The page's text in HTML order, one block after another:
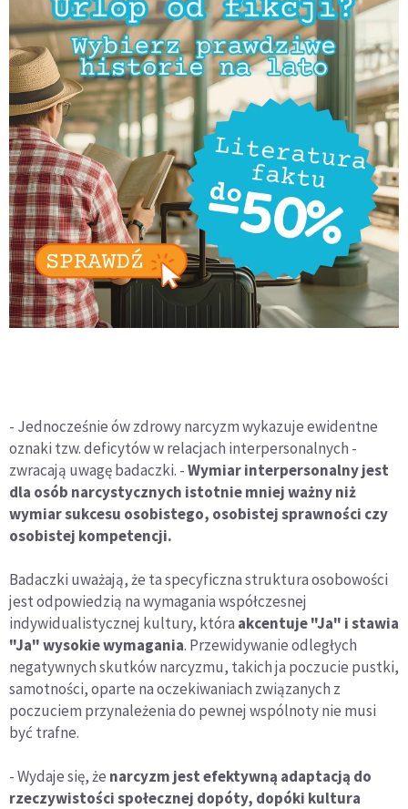
- Jednocześnie ów zdrowy narcyzm wykazuje ewidentne
oznaki tzw. deficytów w relacjach interpersonalnych -
zwracają uwagę badaczki. -Wymiar interpersonalny jest
dla osób narcystycznych istotnie mniej ważny niż
wymiar sukcesu osobistego, osobistej sprawności czy
osobistej kompetencji.
Badaczki uważają, że ta specyficzna struktura osobowości
jest odpowiedzią na wymagania współczesnej
indywidualistycznej kultury, która akcentuje "Ja" i stawia
"Ja" wysokie wymagania. Przewidywanie odległych
negatywnych skutków narcyzmu, takich ja poczucie pustki,
samotności, oparte na oczekiwaniach związanych z
poczuciem przynależenia do pewnej wspólnoty nie musi
być trafne.
- Wydaje się, że narcyzm jest efektywną adaptacją do
rzeczywistości społecznej dopóty, dopóki kultura